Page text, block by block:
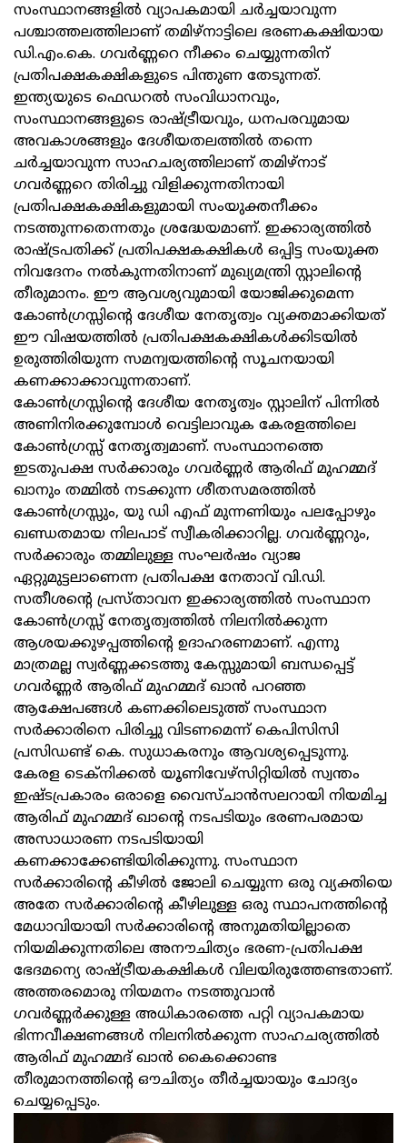
സംസ്ഥാനങ്ങളില്‍ വ്യാപകമായി ചര്‍ച്ചയാവുന്ന
പശ്ചാത്തലത്തിലാണ്‌ തമിഴ്‌നാട്ടിലെ ഭരണകക്ഷിയായ
ഡി.എം.കെ. ഗവര്‍ണ്ണറെ നീക്കം ചെയ്യുന്നതിന്‌
പ്രതിപക്ഷകക്ഷികളുടെ പിന്തുണ തേടുന്നത്‌.
ഇന്ത്യയുടെ ഫെഡറല്‍ സംവിധാനവും,
സംസ്ഥാനങ്ങളുടെ രാഷ്ട്രീയവും, ധനപരവുമായ
അവകാശങ്ങളും ദേശീയതലത്തില്‍ തന്നെ
ചര്‍ച്ചയാവുന്ന സാഹചര്യത്തിലാണ്‌ തമിഴ്‌നാട്‌
ഗവര്‍ണ്ണറെ തിരിച്ചു വിളിക്കുന്നതിനായി
പ്രതിപക്ഷകക്ഷികളുമായി സംയുക്തനീക്കം
നടത്തുന്നതെന്നതും ശ്രദ്ധേയമാണ്‌. ഇക്കാര്യത്തില്‍
രാഷ്ട്രപതിക്ക്‌ പ്രതിപക്ഷകക്ഷികള്‍ ഒപ്പിട്ട സംയുക്ത
നിവദേനം നല്‍കുന്നതിനാണ്‌ മുഖ്യമന്ത്രി സ്റ്റാലിന്റെ
തീരുമാനം. ഈ ആവശ്യവുമായി യോജിക്കുമെന്ന
കോണ്‍ഗ്രസ്സിന്റെ ദേശീയ നേതൃത്വം വ്യക്തമാക്കിയത്‌
ഈ വിഷയത്തില്‍ പ്രതിപക്ഷകക്ഷികള്‍ക്കിടയില്‍
ഉരുത്തിരിയുന്ന സമന്വയത്തിന്റെ സൂചനയായി
കണക്കാക്കാവുന്നതാണ്‌.
കോണ്‍ഗ്രസ്സിന്റെ ദേശീയ നേതൃത്വം സ്റ്റാലിന്‌ പിന്നില്‍
അണിനിരക്കുമ്പോള്‍ വെട്ടിലാവുക കേരളത്തിലെ
കോണ്‍ഗ്രസ്സ്‌ നേതൃത്വമാണ്‌. സംസ്ഥാനത്തെ
ഇടതുപക്ഷ സര്‍ക്കാരും ഗവര്‍ണ്ണര്‍ ആരിഫ്‌ മുഹമ്മദ്‌
ഖാനും തമ്മില്‍ നടക്കുന്ന ശീതസമരത്തില്‍
കോണ്‍ഗ്രസ്സും, യു ഡി എഫ് മുന്നണിയും പലപ്പോഴും
ഖണ്ഡതമായ നിലപാട്‌ സ്വീകരിക്കാറില്ല. ഗവര്‍ണ്ണറും,
സര്‍ക്കാരും തമ്മിലുള്ള സംഘര്‍ഷം വ്യാജ
ഏറ്റുമുട്ടലാണെന്ന പ്രതിപക്ഷ നേതാവ്‌ വി.ഡി.
സതീശന്റെ പ്രസ്‌താവന ഇക്കാര്യത്തില്‍ സംസ്ഥാന
കോണ്‍ഗ്രസ്സ്‌ നേതൃത്വത്തില്‍ നിലനില്‍ക്കുന്ന
ആശയക്കുഴപ്പത്തിന്റെ ഉദാഹരണമാണ്‌. എന്നു
മാത്രമല്ല സ്വര്‍ണ്ണക്കടത്തു കേസ്സുമായി ബന്ധപ്പെട്ട്‌
ഗവര്‍ണ്ണര്‍ ആരിഫ്‌ മുഹമ്മദ്‌ ഖാന്‍ പറഞ്ഞ
ആക്ഷേപങ്ങള്‍ കണക്കിലെടുത്ത്‌ സംസ്ഥാന
സര്‍ക്കാരിനെ പിരിച്ചു വിടണമെന്ന്‌ കെപിസിസി
പ്രസിഡണ്ട്‌ കെ. സുധാകരനും ആവശ്യപ്പെടുന്നു.
കേരള ടെക്‌നിക്കല്‍ യൂണിവേഴ്‌സിറ്റിയില്‍ സ്വന്തം
ഇഷ്ടപ്രകാരം ഒരാളെ വൈസ്‌ചാന്‍സലറായി നിയമിച്ച
ആരിഫ്‌ മുഹമ്മദ്‌ ഖാന്റെ നടപടിയും ഭരണപരമായ
അസാധാരണ നടപടിയായി
കണക്കാക്കേണ്ടിയിരിക്കുന്നു. സംസ്ഥാന
സര്‍ക്കാരിന്റെ കീഴില്‍ ജോലി ചെയ്യുന്ന ഒരു വ്യക്തിയെ
അതേ സര്‍ക്കാരിന്റെ കീഴിലുള്ള ഒരു സ്ഥാപനത്തിന്റെ
മേധാവിയായി സര്‍ക്കാരിന്റെ അനുമതിയില്ലാതെ
നിയമിക്കുന്നതിലെ അനൗചിത്യം ഭരണ-പ്രതിപക്ഷ
ഭേദമന്യെ രാഷ്ട്രീയകക്ഷികള്‍ വിലയിരുത്തേണ്ടതാണ്‌.
അത്തരമൊരു നിയമനം നടത്തുവാന്‍
ഗവര്‍ണ്ണര്‍ക്കുള്ള അധികാരത്തെ പറ്റി വ്യാപകമായ
ഭിന്നവീക്ഷണങ്ങള്‍ നിലനില്‍ക്കുന്ന സാഹചര്യത്തില്‍
ആരിഫ്‌ മുഹമ്മദ്‌ ഖാന്‍ കൈക്കൊണ്ട
തീരുമാനത്തിന്റെ ഔചിത്യം തീര്‍ച്ചയായും ചോദ്യം
ചെയ്യപ്പെടും.